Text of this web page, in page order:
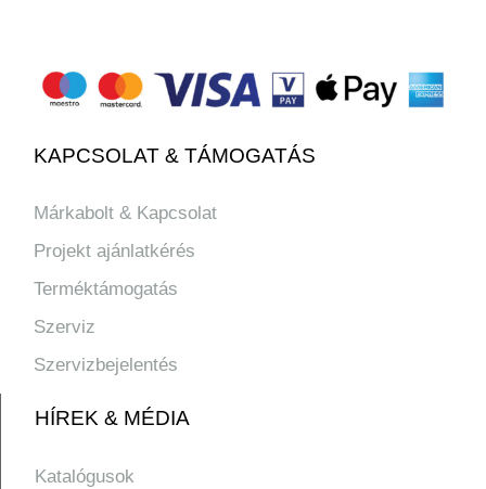
KAPCSOLAT & TÁMOGATÁS
Márkabolt & Kapcsolat
Projekt ajánlatkérés
Terméktámogatás
Szerviz
Szervizbejelentés
HÍREK & MÉDIA
Katalógusok